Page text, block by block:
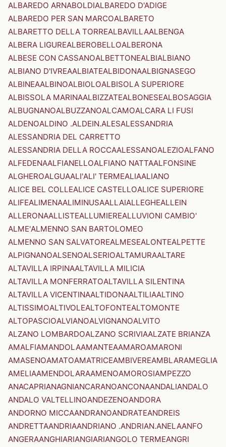
ALBAREDO ARNABOLDIALBAREDO D'ADIGE
ALBAREDO PER SAN MARCOALBARETO
ALBARETTO DELLA TORREALBAVILLAALBENGA
ALBERA LIGUREALBEROBELLOALBERONA
ALBESE CON CASSANOALBETTONEALBIALBIANO
ALBIANO D'IVREAALBIATEALBIDONAALBIGNASEGO
ALBINEAALBINOALBIOLOALBISOLA SUPERIORE
ALBISSOLA MARINAALBIZZATEALBONESEALBOSAGGIA
ALBUGNANOALBUZZANOALCAMOALCARA LI FUSI
ALDENOALDINO .ALDEIN.ALESALESSANDRIA
ALESSANDRIA DEL CARRETTO
ALESSANDRIA DELLA ROCCAALESSANOALEZIOALFANO
ALFEDENAALFIANELLOALFIANO NATTAALFONSINE
ALGHEROALGUAALI'ALI' TERMEALIAALIANO
ALICE BEL COLLEALICE CASTELLOALICE SUPERIORE
ALIFEALIMENAALIMINUSAALLAIALLEGHEALLEIN
ALLERONAALLISTEALLUMIEREALLUVIONI CAMBIO'
ALME'ALMENNO SAN BARTOLOMEO
ALMENNO SAN SALVATOREALMESEALONTEALPETTE
ALPIGNANOALSENOALSERIOALTAMURAALTARE
ALTAVILLA IRPINAALTAVILLA MILICIA
ALTAVILLA MONFERRATOALTAVILLA SILENTINA
ALTAVILLA VICENTINAALTIDONAALTILIAALTINO
ALTISSIMOALTIVOLEALTOFONTEALTOMONTE
ALTOPASCIOALVIANOALVIGNANOALVITO
ALZANO LOMBARDOALZANO SCRIVIAALZATE BRIANZA
AMALFIAMANDOLAAMANTEAAMAROAMARONI
AMASENOAMATOAMATRICEAMBIVEREAMBLARAMEGLIA
AMELIAAMENDOLARAAMENOAMOROSIAMPEZZO
ANACAPRIANAGNIANCARANOANCONAANDALIANDALO
ANDALO VALTELLINOANDEZENOANDORA
ANDORNO MICCAANDRANOANDRATEANDREIS
ANDRETTAANDRIAANDRIANO .ANDRIAN.ANELAANFO
ANGERAANGHIARIANGIARIANGOLO TERMEANGRI